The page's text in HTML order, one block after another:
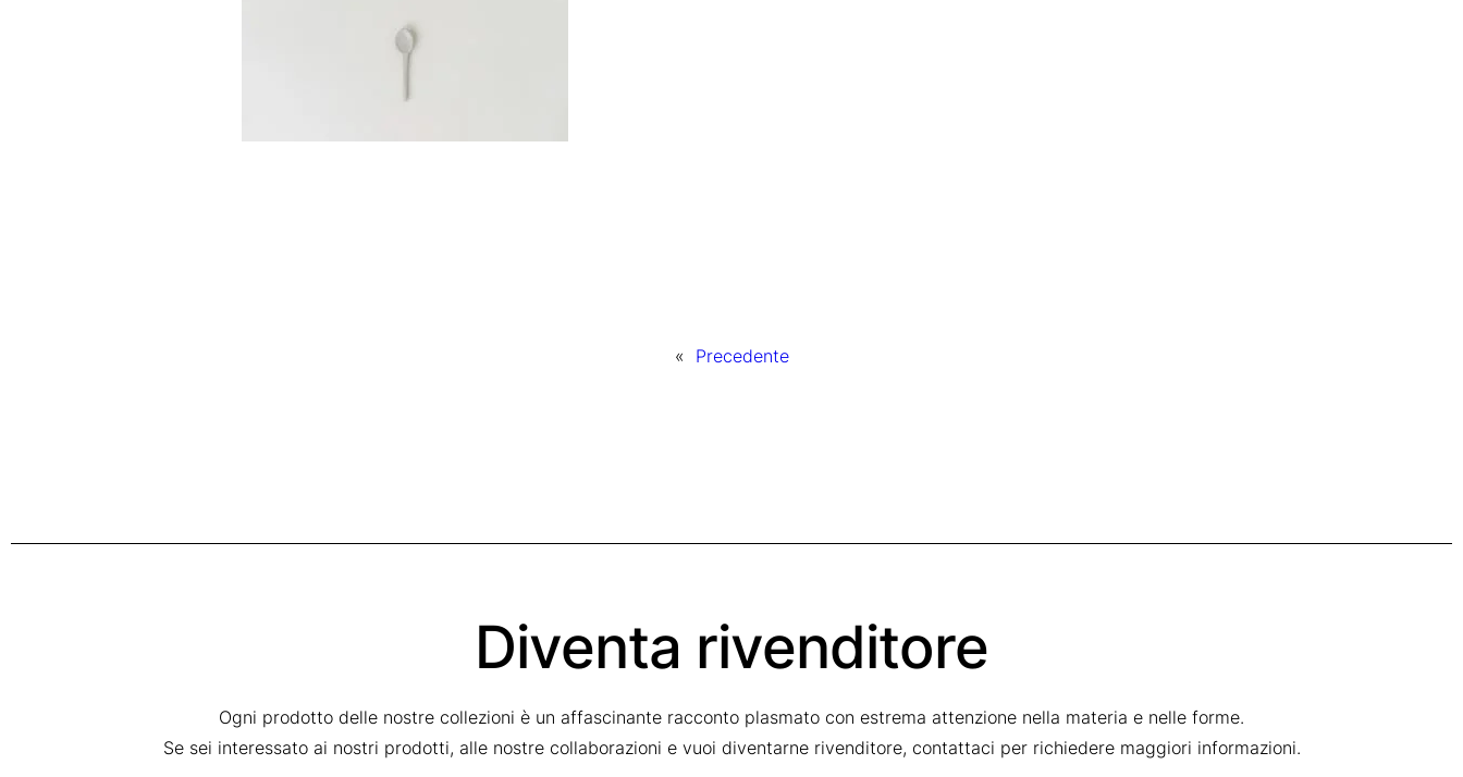
« Precedente
Diventa rivenditore
Ogni prodotto delle nostre collezioni è un affascinante racconto plasmato con estrema attenzione nella materia e nelle forme.
Se sei interessato ai nostri prodotti, alle nostre collaborazioni e vuoi diventarne rivenditore, contattaci per richiedere maggiori informazioni.